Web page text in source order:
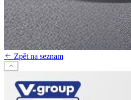
Zpět na seznam